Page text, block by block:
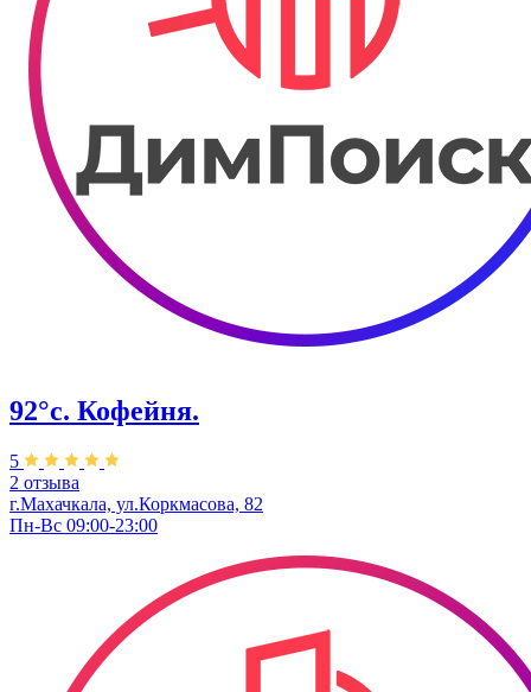
92°с. Кофейня.
5
2 отзыва
г.Махачкала, ​ул.Коркмасова, 82
Пн-Вс 09:00-23:00